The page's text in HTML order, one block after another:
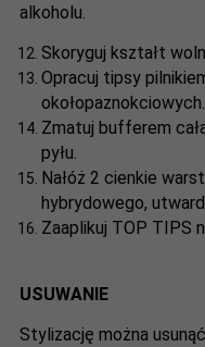
alkoholu.
Skoryguj kształt
Opracuj tipsy
okołopaznokciowych.
Zmatuj bufferem
pyłu.
Nałóż 2 cienkie
hybrydowego,
Zaaplikuj TOP TIPS
USUWANIE
Stylizację można